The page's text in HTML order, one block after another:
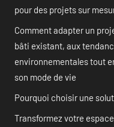
pour des projets sur
Comment adapter un
bâti existant, aux
environnementales tout
son mode de vie
Pourquoi choisir une
Transformez votre